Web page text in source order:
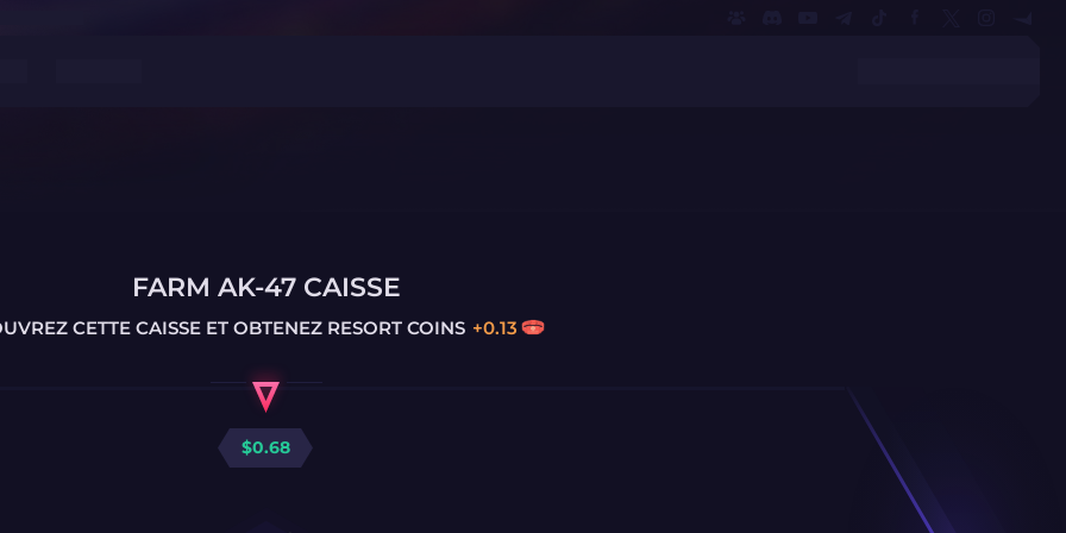
FARM AK-47 CAISSE
CETTE CAISSE ET OBTENEZ RESORT COINS +0.13
$0.68